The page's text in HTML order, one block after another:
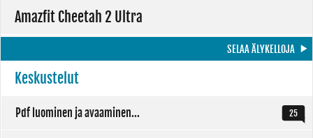
Amazfit Cheetah 2 Ultra
SELAA ÄLYKELLOJA
Keskustelut
25
Pdf luominen ja avaaminen...